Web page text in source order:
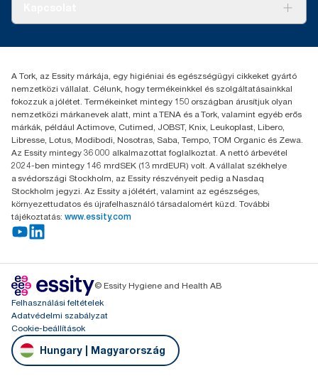
+36 1 392 2176
H-1021 Budapest
Budakeszi út 51.
A Tork, az Essity márkája, egy higiéniai és egészségügyi cikkeket gyártó
nemzetközi vállalat. Célunk, hogy termékeinkkel és szolgáltatásainkkal
fokozzuk a jólétet. Termékeinket mintegy 150 országban árusítjuk olyan
nemzetközi márkanevek alatt, mint a TENA és a Tork, valamint egyéb erős
márkák, például Actimove, Cutimed, JOBST, Knix, Leukoplast, Libero,
Libresse, Lotus, Modibodi, Nosotras, Saba, Tempo, TOM Organic és Zewa.
Az Essity mintegy 36 000 alkalmazottat foglalkoztat. A nettó árbevétel
2024-ben mintegy 146 mrdSEK (13 mrdEUR) volt. A vállalat székhelye
a svédországi Stockholm, az Essity részvényeit pedig a Nasdaq
Stockholm jegyzi. Az Essity a jólétért, valamint az egészséges,
környezettudatos és újrafelhasználó társadalomért küzd. További
tájékoztatás: www.essity.com
© Essity Hygiene and Health AB
Felhasználási feltételek
Adatvédelmi szabályzat
Cookie-beállítások
Hungary | Magyarország